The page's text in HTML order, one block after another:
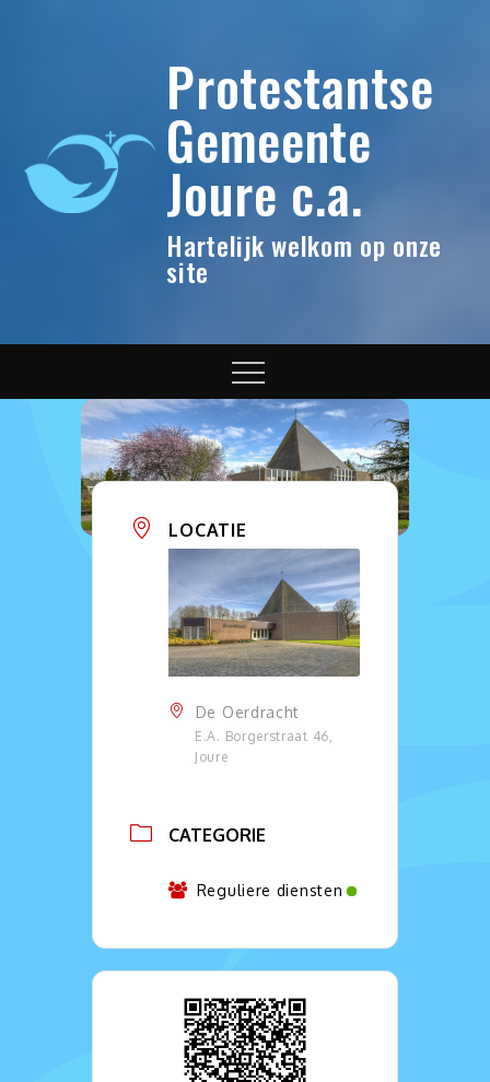
Protestantse
Gemeente
Joure c.a.
Hartelijk welkom op onze
site
Menu
LOCATIE
De Oerdracht
E.A. Borgerstraat 46,
Joure
CATEGORIE
Reguliere diensten